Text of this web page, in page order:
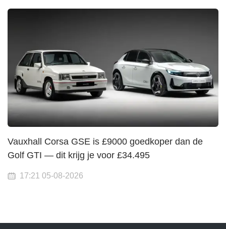
Vauxhall Corsa GSE is £9000 goedkoper dan de
Golf GTI — dit krijg je voor £34.495
17:21 05-08-2026